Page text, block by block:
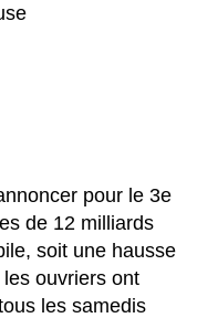
pour le 3e
de 12 milliards
soit une hausse
ouvriers ont
les samedis